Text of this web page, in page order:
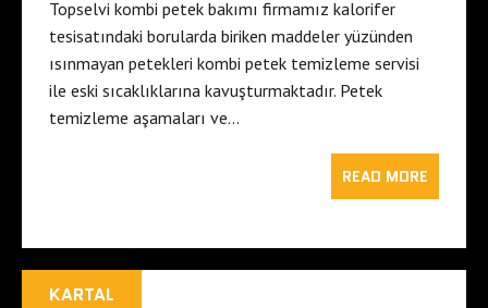
Topselvi kombi petek bakımı firmamız kalorifer
tesisatındaki borularda biriken maddeler yüzünden
ısınmayan petekleri kombi petek temizleme servisi
ile eski sıcaklıklarına kavuşturmaktadır. Petek
temizleme aşamaları ve…
READ MORE
KARTAL